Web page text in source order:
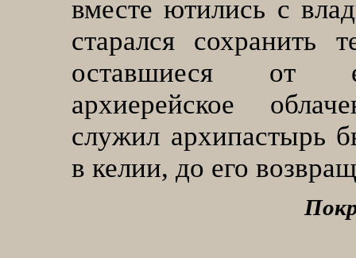
вместе ютились с
старался сохранить
оставшиеся от
архиерейское
служил архипастырь
в келии, до его